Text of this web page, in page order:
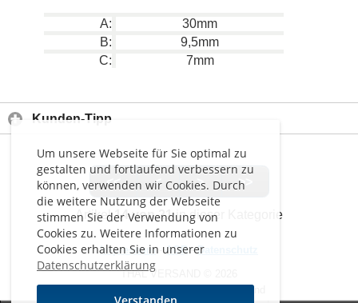
Um unsere Webseite für Sie optimal zu
gestalten und fortlaufend verbessern zu
können, verwenden wir Cookies. Durch
die weitere Nutzung der Webseite
stimmen Sie der Verwendung von
Cookies zu. Weitere Informationen zu
Cookies erhalten Sie in unserer
Datenschutzerklärung
A:
30mm
B:
9,5mm
C:
7mm
Kunden-Tipp
<< < > >>
Artikel14 von 21in dieser Kategorie
Impressum-AGB-Datenschutz
THAL VERSAND © 2026
Alle Preise inkl. MwSt. zzgl. Versand